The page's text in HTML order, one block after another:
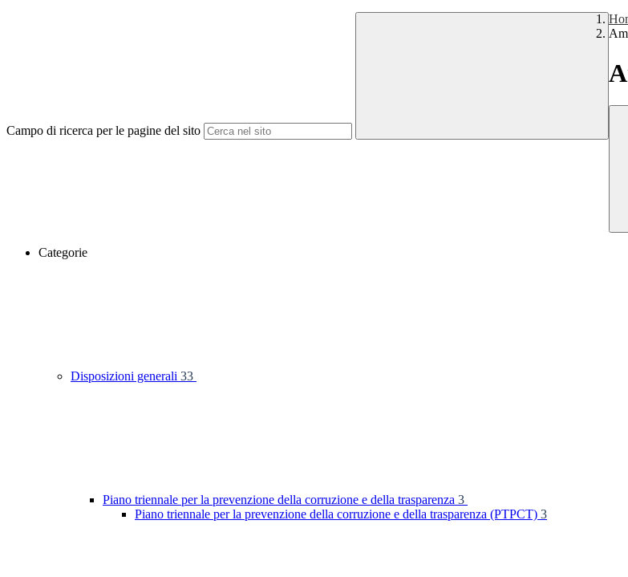
Campo di ricerca per le pagine del sito
Categorie
Disposizioni generali 33
Piano triennale per la prevenzione della corruzione e della trasparenza 3
Piano triennale per la prevenzione della corruzione e della trasparenza (PTPCT) 3